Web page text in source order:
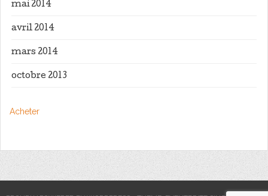
mai 2014
avril 2014
mars 2014
octobre 2013
Acheter